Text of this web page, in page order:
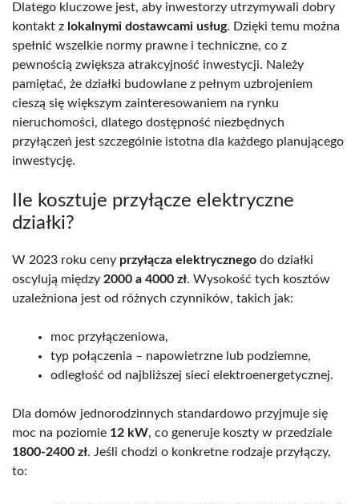
Dlatego kluczowe jest, aby inwestorzy utrzymywali dobry
kontakt z lokalnymi dostawcami usług. Dzięki temu można
spełnić wszelkie normy prawne i techniczne, co z
pewnością zwiększa atrakcyjność inwestycji. Należy
pamiętać, że działki budowlane z pełnym uzbrojeniem
cieszą się większym zainteresowaniem na rynku
nieruchomości, dlatego dostępność niezbędnych
przyłączeń jest szczególnie istotna dla każdego planującego
inwestycję.
Ile kosztuje przyłącze elektryczne
działki?
W 2023 roku ceny przyłącza elektrycznego do działki
oscylują między 2000 a 4000 zł. Wysokość tych kosztów
uzależniona jest od różnych czynników, takich jak:
moc przyłączeniowa,
typ połączenia – napowietrzne lub podziemne,
odległość od najbliższej sieci elektroenergetycznej.
Dla domów jednorodzinnych standardowo przyjmuje się
moc na poziomie 12 kW, co generuje koszty w przedziale
1800-2400 zł. Jeśli chodzi o konkretne rodzaje przyłączy,
to: